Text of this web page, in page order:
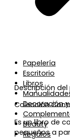
Papelería
Escritorio
Libros
Decoración
Beauty
Regalos
Descripción
Colección
Es un libro de
pequeños a